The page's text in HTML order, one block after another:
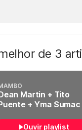
de 3
Martin + Tito
+ Yma Sumac
Ouvir playlist